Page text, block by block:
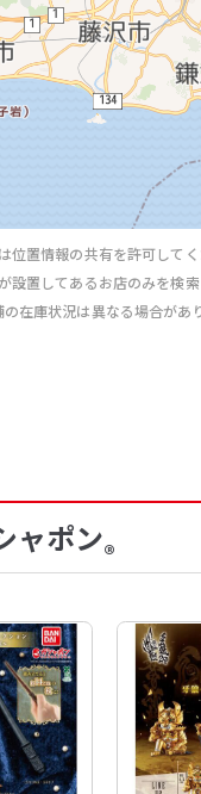
位置情報の共有を許可してく
設置してあるお店のみを検
在庫状況は異なる場合があ
ャポン®